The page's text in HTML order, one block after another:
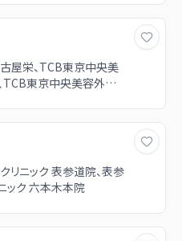
屋栄、TCB東京中央美
TCB東京中央美容外科
リニック 表参道院、表参
ック 六本木本院